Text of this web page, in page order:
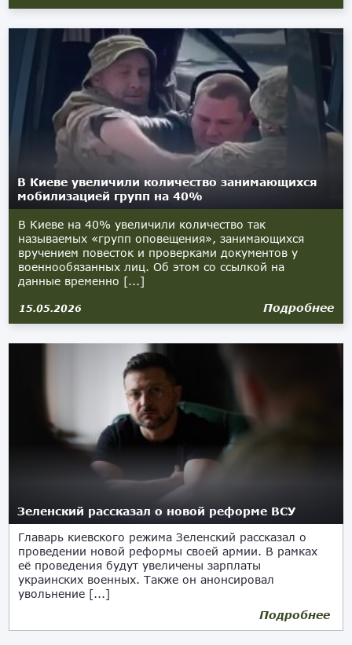
В Киеве увеличили количество занимающихся
мобилизацией групп на 40%
В Киеве на 40% увеличили количество так
называемых «групп оповещения», занимающихся
вручением повесток и проверками документов у
военнообязанных лиц. Об этом со ссылкой на
данные временно [...]
15.05.2026 Подробнее
Зеленский рассказал о новой реформе ВСУ
Главарь киевского режима Зеленский рассказал о
проведении новой реформы своей армии. В рамках
её проведения будут увеличены зарплаты
украинских военных. Также он анонсировал
увольнение [...]
Подробнее